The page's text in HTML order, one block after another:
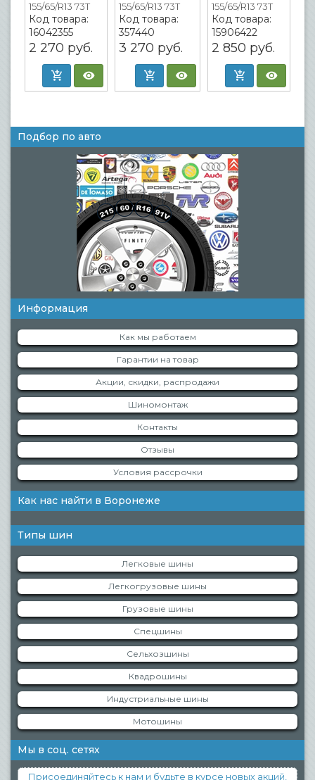
155/65/R13 73T
Код товара:
16042355
2 270 руб.
155/65/R13 73T
Код товара:
357440
3 270 руб.
155/65/R13 73T
Код товара:
15906422
2 850 руб.
Подбор по авто
Информация
Как мы работаем
Гарантии на товар
Акции, скидки, распродажи
Шиномонтаж
Контакты
Отзывы
Условия рассрочки
Как нас найти в Воронеже
Типы шин
Легковые шины
Легкогрузовые шины
Грузовые шины
Спецшины
Сельхозшины
Квадрошины
Индустриальные шины
Мотошины
Мы в соц. сетях
Присоединяйтесь к нам и будьте в курсе новых акций,